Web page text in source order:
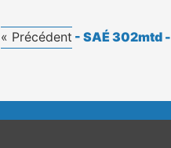
« Précédent - SAÉ 302mtd -